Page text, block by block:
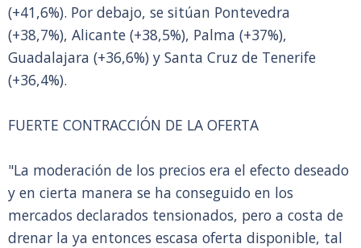
(+41,6%). Por debajo, se sitúan Pontevedra
(+38,7%), Alicante (+38,5%), Palma (+37%),
Guadalajara (+36,6%) y Santa Cruz de Tenerife
(+36,4%).
FUERTE CONTRACCIÓN DE LA OFERTA
"La moderación de los precios era el efecto deseado
y en cierta manera se ha conseguido en los
mercados declarados tensionados, pero a costa de
drenar la ya entonces escasa oferta disponible, tal